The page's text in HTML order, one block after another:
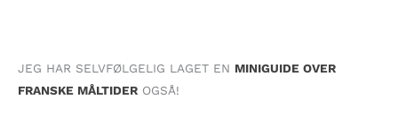
JEG HAR SELVFØLGELIG LAGET EN MINIGUIDE OVER
FRANSKE MÅLTIDER OGSÅ!